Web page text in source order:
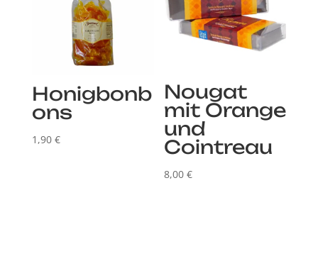
Honigbonb
ons
1,90 €
Nougat
mit Orange
und
Cointreau
8,00€